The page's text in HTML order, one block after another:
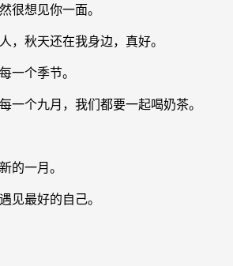
很想见你一面。
，秋天还在我身边，真好。
一个季节。
一个九月，我们都要一起喝奶茶。
的一月。
见最好的自己。